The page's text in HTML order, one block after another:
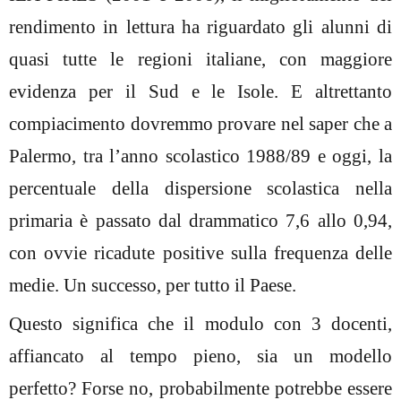
rendimento in lettura ha riguardato gli alunni di
quasi tutte le regioni italiane, con maggiore
evidenza per il Sud e le Isole. E altrettanto
compiacimento dovremmo provare nel saper che a
Palermo, tra l’anno scolastico 1988/89 e oggi, la
percentuale della dispersione scolastica nella
primaria è passato dal drammatico 7,6 allo 0,94,
con ovvie ricadute positive sulla frequenza delle
medie. Un successo, per tutto il Paese.
Questo significa che il modulo con 3 docenti,
affiancato al tempo pieno, sia un modello
perfetto? Forse no, probabilmente potrebbe essere